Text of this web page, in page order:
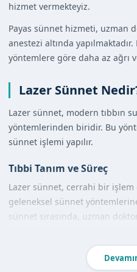
hizmet vermekteyiz.
Payas sünnet hizmeti, uzman
anestezi altında
yöntemlere göre daha az ağrı
Lazer Sünnet
Lazer sünnet, modern tıbbın
yöntemlerinden biridir. Bu
sünnet işlemi yapılır.
Tıbbi Tanım ve Süreç
Lazer sünnet, cerrahi bir işlem
geleneksel sünnet
sünnet sırasında, uzman